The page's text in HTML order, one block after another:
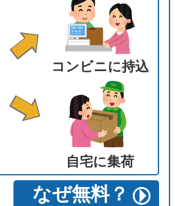
コンビニに持込
自宅に集荷
なぜ無料？